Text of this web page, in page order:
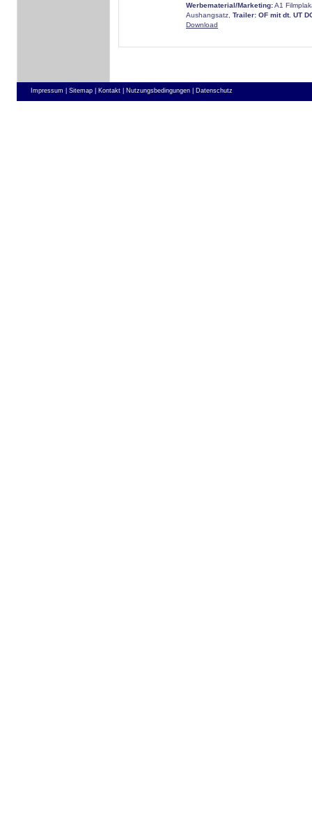
Werbematerial/Marketing:A1
Aushangsatz, Trailer: OF mit dt. UT
Download
Impressum | Sitemap | Kontakt | Nutzungsbedingungen | Datenschutz